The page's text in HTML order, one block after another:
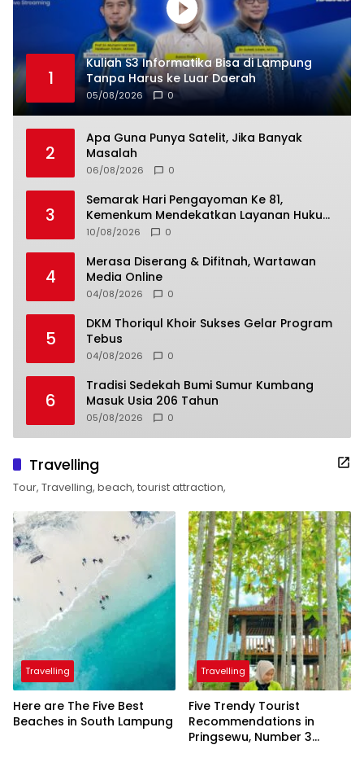
1
Kuliah S3 Informatika Bisa di Lampung
Tanpa Harus ke Luar Daerah
05/08/2026 0
2
Apa Guna Punya Satelit, Jika Banyak
Masalah
06/08/2026 0
3
Semarak Hari Pengayoman Ke 81,
Kemenkum Mendekatkan Layanan Hukum
Kepada Masyarakat
10/08/2026 0
4
Merasa Diserang & Difitnah, Wartawan
Media Online
04/08/2026 0
5
DKM Thoriqul Khoir Sukses Gelar Program
Tebus
04/08/2026 0
6
Tradisi Sedekah Bumi Sumur Kumbang
Masuk Usia 206 Tahun
05/08/2026 0
Travelling
Tour, Travelling, beach, tourist attraction,
Travelling
Here are The Five Best
Beaches in South Lampung
Travelling
Five Trendy Tourist
Recommendations in
Pringsewu, Number 3